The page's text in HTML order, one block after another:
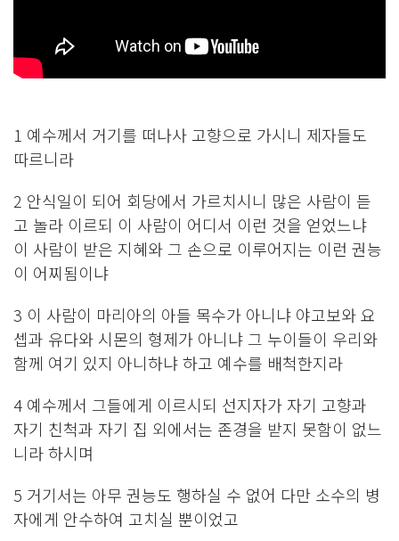
1 예수께서 거기를 떠나사 고향으로 가시니 제자들도
따르니라
2 안식일이 되어 회당에서 가르치시니 많은 사람이 듣
고 놀라 이르되 이 사람이 어디서 이런 것을 얻었느냐
이 사람이 받은 지혜와 그 손으로 이루어지는 이런 권능
이 어찌됨이냐
3 이 사람이 마리아의 아들 목수가 아니냐 야고보와 요
셉과 유다와 시몬의 형제가 아니냐 그 누이들이 우리와
함께 여기 있지 아니하냐 하고 예수를 배척한지라
4 예수께서 그들에게 이르시되 선지자가 자기 고향과
자기 친척과 자기 집 외에서는 존경을 받지 못함이 없느
니라 하시며
5 거기서는 아무 권능도 행하실 수 없어 다만 소수의 병
자에게 안수하여 고치실 뿐이었고